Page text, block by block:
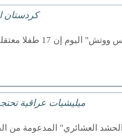
كردستان
ميليشيات عراقية